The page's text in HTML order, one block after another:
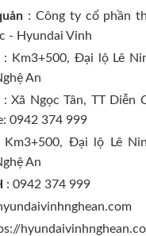
: Công ty cổ phần
- Hyundai Vinh
: Km3+500, Đại lộ Lê
An
: Xã Ngọc Tân, TT Diễn
0942 374 999
Km3+500, Đại lộ Lê
An
: 0942 374 999